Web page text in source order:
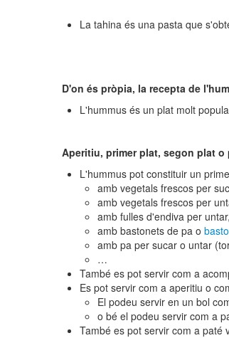
La tahina és una pasta que
D'on és pròpia, la recepta de
L'hummus és un plat molt
Aperitiu, primer plat, segon plat o
L'hummus pot constituir un
amb vegetals frescos per
amb vegetals frescos per
amb fulles d'endiva per untar,
amb bastonets de pa o
amb pa per sucar o untar
…
També es pot servir com a
Es pot servir com a aperitiu o
El podeu servir en un bol
o bé el podeu servir com a
També es pot servir com a paté